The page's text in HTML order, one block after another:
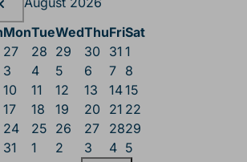
MonTueWedThuFriSat
27 28 29 30 31 1
3 4 5 6 7 8
10 11 12 13 1415
17 18 19 20 21 22
24 25 26 27 2829
31 1 2 3 4 5